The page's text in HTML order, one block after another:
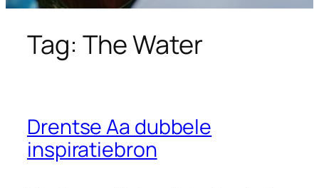
Tag: The Water
Drentse Aa dubbele
inspiratiebron